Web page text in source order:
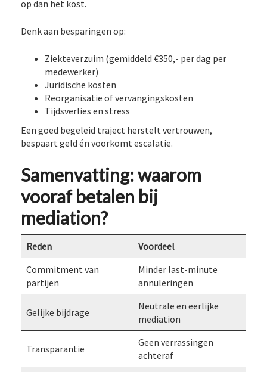
op dan het kost.
Denk aan besparingen op:
Ziekteverzuim (gemiddeld €350,- per dag per
medewerker)
Juridische kosten
Reorganisatie of vervangingskosten
Tijdsverlies en stress
Een goed begeleid traject herstelt vertrouwen,
bespaart geld én voorkomt escalatie.
Samenvatting: waarom
vooraf betalen bij
mediation?
Reden
Voordeel
Commitment van
partijen
Minder last-minute
annuleringen
Gelijke bijdrage
Neutrale en eerlijke
mediation
Transparantie
Geen verrassingen
achteraf